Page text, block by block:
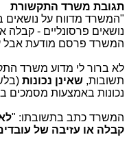
תגובת משרד התקשורת
"המשרד מדווח על נושאים
נושאים פרסונליים - קבלה
המשרד פרסם מודעת אבל
לא ברור לי מדוע משרד
תשובות, שאינן נכונות
נכונות באמצעות מסמכים
המשרד כתב בתשובתו: "
קבלה או עזיבה של